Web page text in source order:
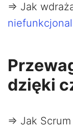
=> Jak
dzięki
=> Jak